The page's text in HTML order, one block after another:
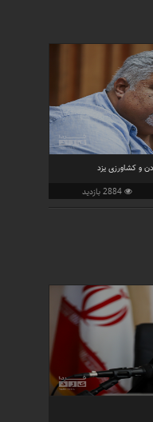
و کشاورزی یزد
2884 بازدید